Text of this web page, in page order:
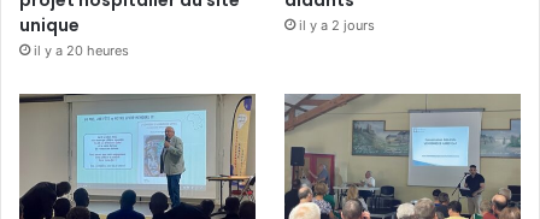
unique
il y a 20 heures
il y a 2 jours